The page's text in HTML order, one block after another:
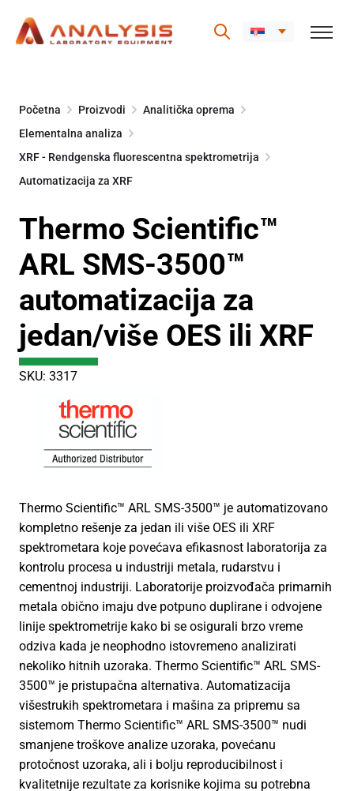
content
Početna Proizvodi
Analitička oprema
Elementalna analiza
XRF - Rendgenska fluorescentna spektrometrija
Automatizacija za XRF
Thermo Scientific™
ARL SMS-3500™
automatizacija za
jedan/više OES ili XRF
SKU: 3317
Thermo Scientific™ ARL SMS-3500™ je automatizovano
kompletno rešenje za jedan ili više OES ili XRF
spektrometara koje povećava efikasnost laboratorija za
kontrolu procesa u industriji metala, rudarstvu i
cementnoj industriji. Laboratorije proizvođača primarnih
metala obično imaju dve potpuno duplirane i odvojene
linije spektrometrije kako bi se osigurali brzo vreme
odziva kada je neophodno istovremeno analizirati
nekoliko hitnih uzoraka. Thermo Scientific™ ARL SMS-
3500™ je pristupačna alternativa. Automatizacija
višestrukih spektrometara i mašina za pripremu sa
sistemom Thermo Scientific™ ARL SMS-3500™ nudi
smanjene troškove analize uzoraka, povećanu
protočnost uzoraka, ali i bolju reproducibilnost i
kvalitetnije rezultate za korisnike kojima su potrebna